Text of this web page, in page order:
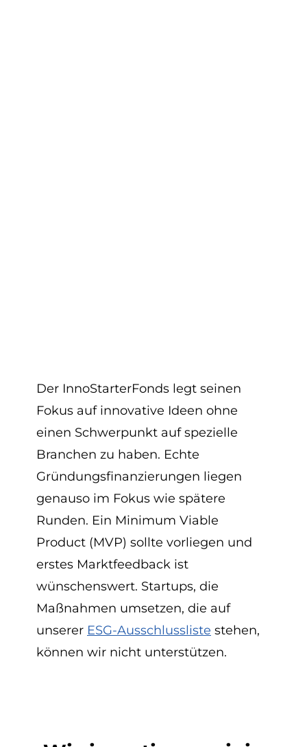
Der InnoStarterFonds legt seinen
Fokus auf innovative Ideen ohne
einen Schwerpunkt auf spezielle
Branchen zu haben. Echte
Gründungsfinanzierungen liegen
genauso im Fokus wie spätere
Runden. Ein Minimum Viable
Product (MVP) sollte vorliegen und
erstes Marktfeedback ist
wünschenswert. Startups, die
Maßnahmen umsetzen, die auf
unserer ESG-Ausschlussliste stehen,
können wir nicht unterstützen.